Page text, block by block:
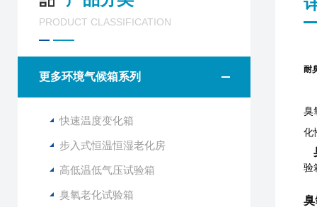
PRODUCT CLASSIFICATION
更多环境气候箱系列
快速温度变化箱
步入式恒温恒湿老化房
高低温低气压试验箱
臭氧老化试验箱
耐
臭
化
验
臭